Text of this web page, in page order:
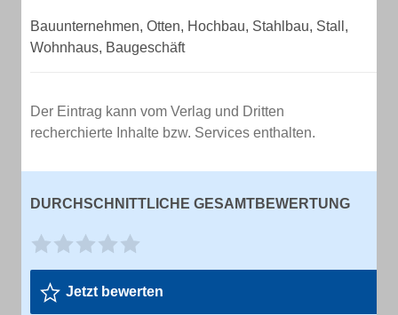
Bauunternehmen, Otten, Hochbau, Stahlbau, Stall,
Wohnhaus, Baugeschäft
Der Eintrag kann vom Verlag und Dritten
recherchierte Inhalte bzw. Services enthalten.
DURCHSCHNITTLICHE GESAMTBEWERTUNG
Jetzt bewerten